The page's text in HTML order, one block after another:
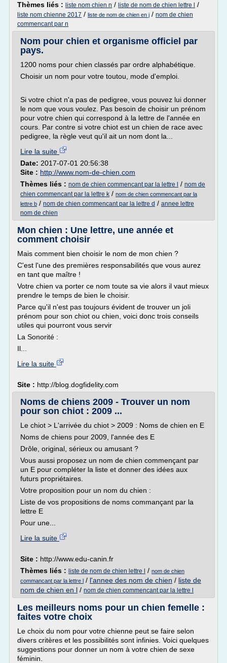
Thèmes liés : liste nom chien n / liste de nom de chien lettre l /
liste nom chienne 2017 / liste de nom de chien en j / nom de chien
commencant par n
Nom pour chien et organisme officiel par
pays.
1200 noms pour chien classés par ordre alphabétique.
Choisir un nom pour votre toutou, mode d'emploi.
Si votre chiot n'a pas de pedigree, vous pouvez lui donner
le nom que vous voulez. Pas besoin de choisir un prénom
pour votre chien qui correspond à la lettre de l'année en
cours. Par contre si votre chiot est un chien de race avec
pedigree, la règle veut qu'il ait un nom dont la...
Lire la suite
Date: 2017-07-01 20:56:38
Site : http://www.nom-de-chien.com
Thèmes liés : nom de chien commencant par la lettre l / nom de
chien commencant par la lettre k / nom de chien commencant par la
lettre b / nom de chien commencant par la lettre d / annee lettre
nom de chien
Mon chien : Une lettre, une année et
comment choisir
Mais comment bien choisir le nom de mon chien ?
C'est l'une des premières responsabilités que vous aurez
en tant que maître !
Votre chien va porter ce nom toute sa vie alors il vaut mieux
prendre le temps de bien le choisir.
Parce qu'il n'est pas toujours évident de trouver un joli
prénom pour son chiot ou chien, voici donc trois conseils
utiles qui pourront vous servir
La Sonorité :
Il...
Lire la suite
Site : http://blog.dogfidelity.com
Noms de chiens 2009 - Trouver un nom
pour son chiot : 2009 ...
Le chiot > L'arrivée du chiot > 2009 : Noms de chien en E
Noms de chiens pour 2009, l'année des E
Drôle, original, sérieux ou amusant ?
Vous aussi proposez un nom de chien commençant par
un E pour compléter la liste et donner des idées aux
futurs propriétaires.
Votre proposition pour un nom du chien :
Liste de vos propositions de noms commançant par la
lettre E
Pour une...
Lire la suite
Site : http://www.edu-canin.fr
Thèmes liés : liste de nom de chien lettre l / nom de chien
commancant par la lettre l / l'annee des nom de chien / liste de
nom de chien en l / nom de chien commencant par la lettre l
Les meilleurs noms pour un chien femelle :
faites votre choix
Le choix du nom pour votre chienne peut se faire selon
divers critères et les possibilités sont infinies. Voici quelques
suggestions pour donner un nom à votre chien de sexe
féminin.